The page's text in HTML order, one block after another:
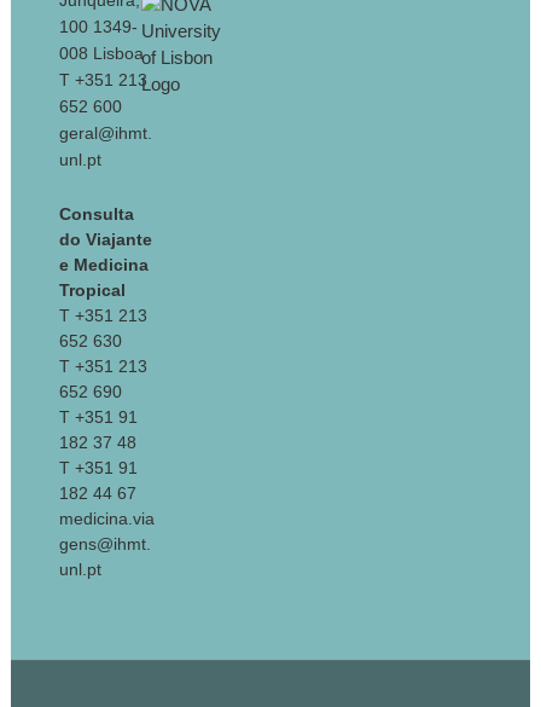
100 1349-
008 Lisboa
T +351 213
652 600
geral@ihmt.
unl.pt
Consulta
do Viajante
e Medicina
Tropical
T +351 213
652 630
T +351 213
652 690
T +351 91
182 37 48
T +351 91
182 44 67
medicina.via
gens@ihmt.
unl.pt